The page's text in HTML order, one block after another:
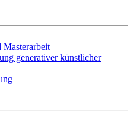
generativer künstlicher